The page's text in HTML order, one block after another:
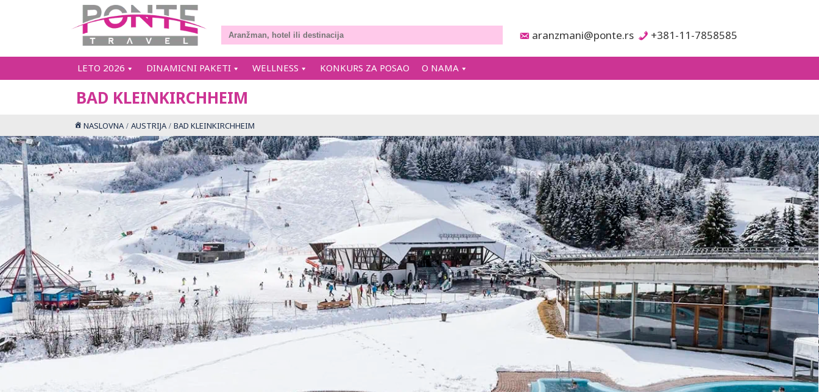
aranzmani@ponte.rs +381-11-7858585
LETO 2026 DINAMICNI PAKETI WELLNESS KONKURS ZA POSAO O NAMA
BAD KLEINKIRCHHEIM
NASLOVNA AUSTRIJA BAD KLEINKIRCHHEIM